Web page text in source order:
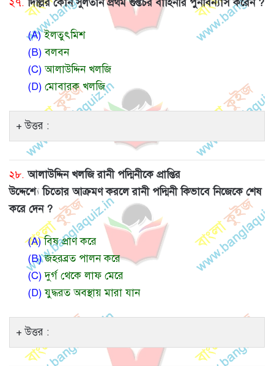
২৭. দিল্লির কোন সুলতান প্রথম গুপ্তচর বাহিনীর পুনর্বিন্যাস করেন ?
(A)ইলতুৎমিশ
(B)বলবন
(C)আলাউদ্দিন খলজি
(D) মোবারক খলজি
উত্তর :
২৮. আলাউদ্দিন খলজি রানী পদ্মিনীকে প্রাপ্তির
উদ্দেশ্যে চিতোর আক্রমণ করলে রানী পদ্মিনী কিভাবে নিজেকে শেষ
করে দেন ?
(A)বিষ প্রাণ করে
(B)জহরব্রত পালন করে
(C)দুর্গ থেকে লাফ মেরে
(D)যুদ্ধরত অবস্থায় মারা যান
উত্তর :